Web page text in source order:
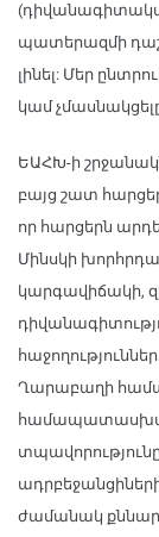
պատերազմի
լինել: Մեր
կամ
ԵԱՀԽ-ի
բայց շատ
որ հարցերն
Մինսկի
կարգավիճակի,
Ղարաբաղի
ժամանակ